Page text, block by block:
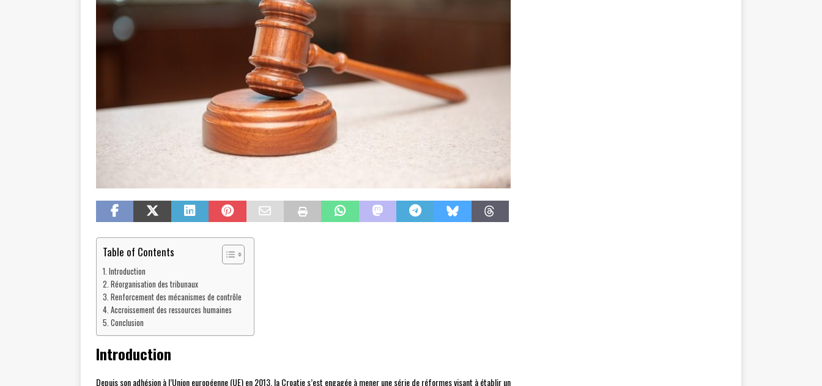
Table of Contents
Introduction
Réorganisation des tribunaux
Renforcement des mécanismes de contrôle
Accroissement des ressources humaines
Conclusion
Introduction
Depuis son adhésion à l’Union européenne (UE) en 2013, la Croatie s’est engagée à mener une série de réformes visant à établir un